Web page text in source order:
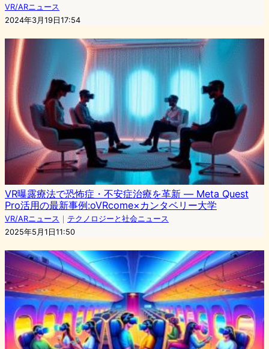
VR/ARニュース
2024年3月19日17:54
VR曝露療法で恐怖症・不安症治療を革新 ― Meta Quest
Pro活用の最新事例:oVRcome×カンタベリー大学
VR/ARニュース ｜ テクノロジーと社会ニュース
2025年5月1日11:50